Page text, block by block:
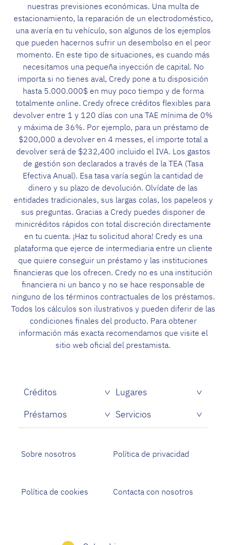
nuestras previsiones económicas. Una multa de
estacionamiento, la reparación de un electrodoméstico,
una avería en tu vehículo, son algunos de los ejemplos
que pueden hacernos sufrir un desembolso en el peor
momento. En este tipo de situaciones, es cuando más
necesitamos una pequeña inyección de capital. No
importa si no tienes aval, Credy pone a tu disposición
hasta 5.000.000$ en muy poco tiempo y de forma
totalmente online. Credy ofrece créditos flexibles para
devolver entre 1 y 120 días con una TAE mínima de 0%
y máxima de 36%. Por ejemplo, para un préstamo de
$200,000 a devolver en 4 messes, el importe total a
devolver será de $232,400 incluido el IVA. Los gastos
de gestión son declarados a través de la TEA (Tasa
Efectiva Anual). Esa tasa varía según la cantidad de
dinero y su plazo de devolución. Olvídate de las
entidades tradicionales, sus largas colas, los papeleos y
sus preguntas. Gracias a Credy puedes disponer de
minicréditos rápidos con total discreción directamente
en tu cuenta. ¡Haz tu solicitud ahora! Credy es una
plataforma que ejerce de intermediaria entre un cliente
que quiere conseguir un préstamo y las instituciones
financieras que los ofrecen. Credy no es una institución
financiera ni un banco y no se hace responsable de
ninguno de los términos contractuales de los préstamos.
Todos los cálculos son ilustrativos y pueden diferir de las
condiciones finales del producto. Para obtener
información más exacta recomendamos que visite el
sitio web oficial del prestamista.
Créditos
Lugares
Préstamos
Servicios
Sobre nosotros Política de privacidad
Política de cookies Contacta con nosotros